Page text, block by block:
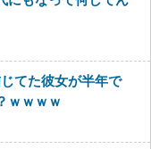
てた彼女が半年で
ｗｗｗｗ